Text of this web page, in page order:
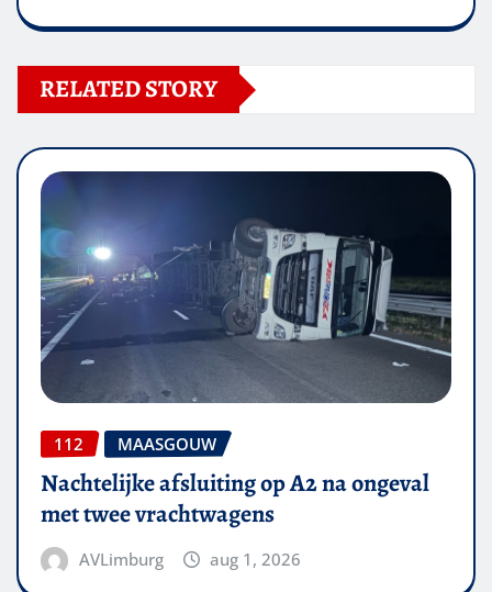
RELATED STORY
112 MAASGOUW
Nachtelijke afsluiting op A2 na ongeval
met twee vrachtwagens
AVLimburg aug 1, 2026